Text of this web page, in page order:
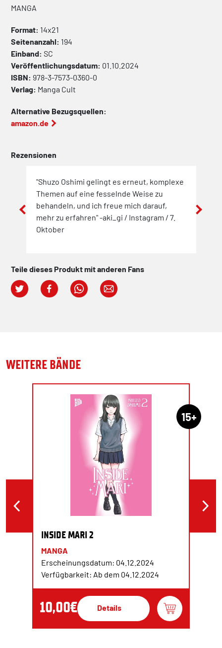
MANGA
Format: 14x21
Seitenanzahl: 194
Einband: SC
Veröffentlichungsdatum: 01.10.2024
ISBN: 978-3-7573-0360-0
Verlag: Manga Cult
Alternative Bezugsquellen:
amazon.de
Rezensionen
"Shuzo Oshimi gelingt es erneut, komplexe
Themen auf eine fesselnde Weise zu
behandeln, und ich freue mich darauf,
mehr zu erfahren" -aki_gi / Instagram / 7.
Oktober
Teile dieses Produkt mit anderen Fans
WEITERE BÄNDE
15+
INSIDE MARI 2
MANGA
Erscheinungsdatum: 04.12.2024
Verfügbarkeit: Ab dem 04.12.2024
10,00€ Details